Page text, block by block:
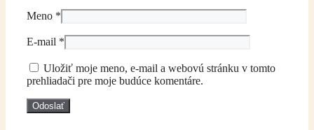
Meno *
E-mail *
Uložiť moje meno, e-mail a webovú stránku v tomto
prehliadači pre moje budúce komentáre.